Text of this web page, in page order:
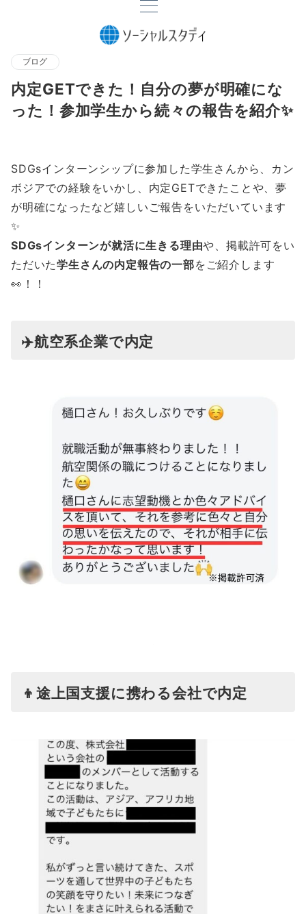
ブログ
内定GETできた！自分の夢が明確にな
った！参加学生から続々の報告を紹介✨
SDGsインターンシップに参加した学生さんから、カン
ボジアでの経験をいかし、内定GETできたことや、夢
が明確になったなど嬉しいご報告をいただいています
✨
SDGsインターンが就活に生きる理由や、掲載許可をい
ただいた学生さんの内定報告の一部をご紹介します
👀！！
✈️航空系企業で内定
👦途上国支援に携わる会社で内定